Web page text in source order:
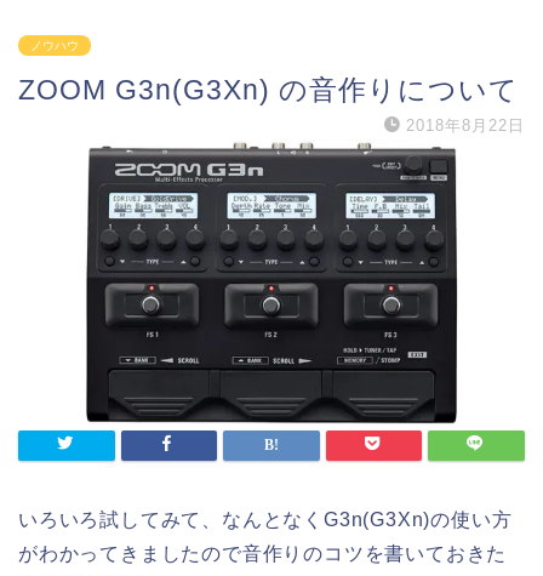
ノウハウ
ZOOM G3n(G3Xn) の音作りについて
2018年8月22日
いろいろ試してみて、なんとなくG3n(G3Xn)の使い方
がわかってきましたので音作りのコツを書いておきた